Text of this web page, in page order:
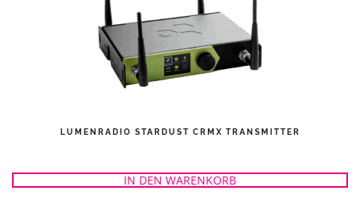
LUMENRADIO STARDUST CRMX TRANSMITTER
IN DEN WARENKORB